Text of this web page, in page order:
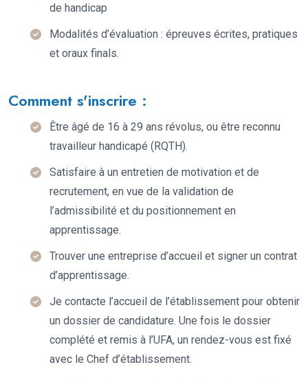
de handicap
Modalités d’évaluation : épreuves écrites, pratiques
et oraux finals.
Comment s'inscrire :
Être âgé de 16 à 29 ans révolus, ou être reconnu
travailleur handicapé (RQTH).
Satisfaire à un entretien de motivation et de
recrutement, en vue de la validation de
l’admissibilité et du positionnement en
apprentissage.
Trouver une entreprise d’accueil et signer un contrat
d’apprentissage.
Je contacte l’accueil de l’établissement pour obtenir
un dossier de candidature. Une fois le dossier
complété et remis à l’UFA, un rendez-vous est fixé
avec le Chef d’établissement.